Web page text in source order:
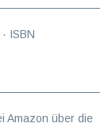
ISBN
Amazon über die